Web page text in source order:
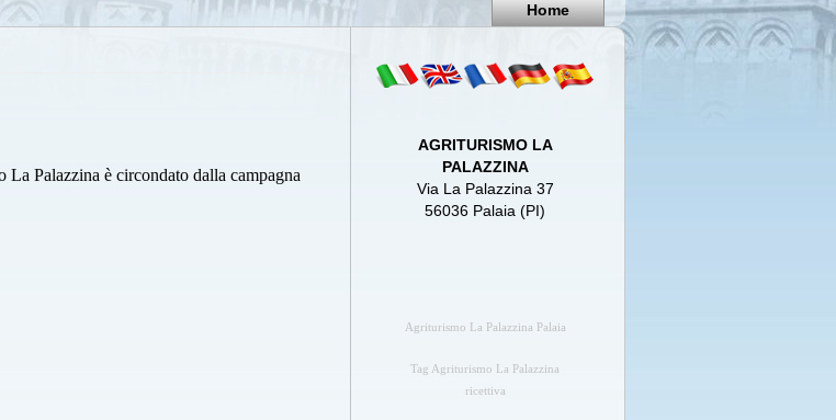
Home
Palazzina è circondato dalla campagna
AGRITURISMO LA
PALAZZINA
Via La Palazzina 37
56036 Palaia (PI)
Agriturismo La Palazzina Palaia
Tag Agriturismo La Palazzina
ricettiva